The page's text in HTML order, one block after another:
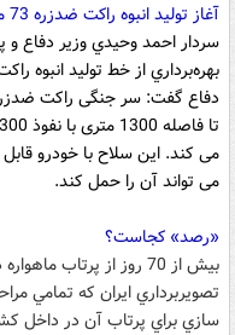
آغاز توليد انبوه راكت ضدزره 73 ميليمتری
سردار احمد وحيدي وزير دفاع
بهره‌برداري از خط تولید انبوه
دفاع گفت: سر جنگی راکت
می کند. این سلاح با خودرو
می تواند آن را حمل کند.
«رصد» كجاست؟
بيش از 70 روز از پرتاب
تصويربرداري ايران که تمامي
سازي براي پرتاب آن در داخل